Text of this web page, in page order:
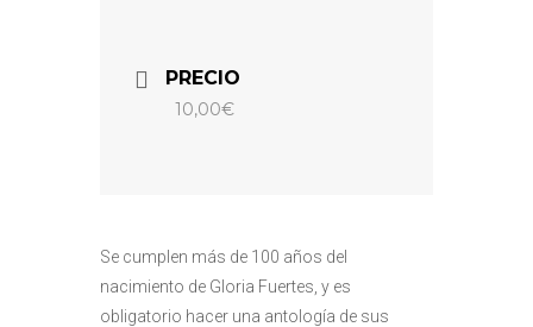
PRECIO
10,00€
Se cumplen más de 100 años del
nacimiento de Gloria Fuertes, y es
obligatorio hacer una antología de sus